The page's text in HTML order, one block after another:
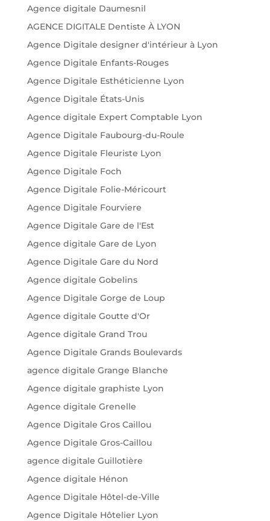
Agence digitale Daumesnil
AGENCE DIGITALE Dentiste À LYON
Agence Digitale designer d'intérieur à Lyon
Agence Digitale Enfants-Rouges
Agence Digitale Esthéticienne Lyon
Agence Digitale États-Unis
Agence digitale Expert Comptable Lyon
Agence Digitale Faubourg-du-Roule
Agence Digitale Fleuriste Lyon
Agence Digitale Foch
Agence Digitale Folie-Méricourt
Agence Digitale Fourviere
Agence Digitale Gare de l'Est
Agence digitale Gare de Lyon
Agence Digitale Gare du Nord
Agence digitale Gobelins
Agence Digitale Gorge de Loup
Agence digitale Goutte d'Or
Agence digitale Grand Trou
Agence Digitale Grands Boulevards
agence digitale Grange Blanche
Agence digitale graphiste Lyon
Agence digitale Grenelle
Agence Digitale Gros Caillou
Agence Digitale Gros-Caillou
agence digitale Guillotière
Agence digitale Hénon
Agence Digitale Hôtel-de-Ville
Agence Digitale Hôtelier Lyon